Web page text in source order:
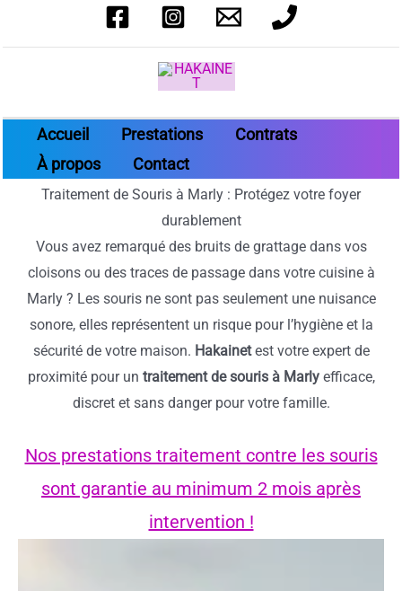
Accueil Prestations
Contrats
À propos
Contact
Traitement de Souris à Marly : Protégez votre foyer
durablement
Vous avez remarqué des bruits de grattage dans vos
cloisons ou des traces de passage dans votre cuisine à
Marly ? Les souris ne sont pas seulement une nuisance
sonore, elles représentent un risque pour l’hygiène et la
sécurité de votre maison. Hakainetest votre expert de
proximité pour un traitement de souris à Marlyefficace,
discret et sans danger pour votre famille.
Nos prestations traitement contre les souris
sont garantie au minimum 2 mois après
intervention !